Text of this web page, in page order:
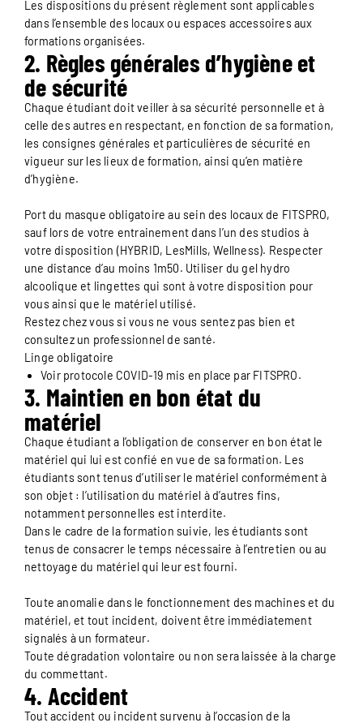
Les dispositions du présent règlement sont applicables
dans l’ensemble des locaux ou espaces accessoires aux
formations organisées.
2. Règles générales d’hygiène et
de sécurité
Chaque étudiant doit veiller à sa sécurité personnelle et à
celle des autres en respectant, en fonction de sa formation,
les consignes générales et particulières de sécurité en
vigueur sur les lieux de formation, ainsi qu’en matière
d’hygiène.
Port du masque obligatoire au sein des locaux de FITSPRO,
sauf lors de votre entrainement dans l’un des studios à
votre disposition (HYBRID, LesMills, Wellness). Respecter
une distance d’au moins 1m50. Utiliser du gel hydro
alcoolique et lingettes qui sont à votre disposition pour
vous ainsi que le matériel utilisé.
Restez chez vous si vous ne vous sentez pas bien et
consultez un professionnel de santé.
Linge obligatoire
Voir protocole COVID-19 mis en place par FITSPRO.
3. Maintien en bon état du
matériel
Chaque étudiant a l’obligation de conserver en bon état le
matériel qui lui est confié en vue de sa formation. Les
étudiants sont tenus d’utiliser le matériel conformément à
son objet : l’utilisation du matériel à d’autres fins,
notamment personnelles est interdite.
Dans le cadre de la formation suivie, les étudiants sont
tenus de consacrer le temps nécessaire à l’entretien ou au
nettoyage du matériel qui leur est fourni.
Toute anomalie dans le fonctionnement des machines et du
matériel, et tout incident, doivent être immédiatement
signalés à un formateur.
Toute dégradation volontaire ou non sera laissée à la charge
du commettant.
4. Accident
Tout accident ou incident survenu à l’occasion de la